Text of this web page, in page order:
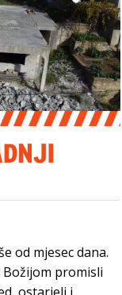
od mjesec dana.
Božijom promisli